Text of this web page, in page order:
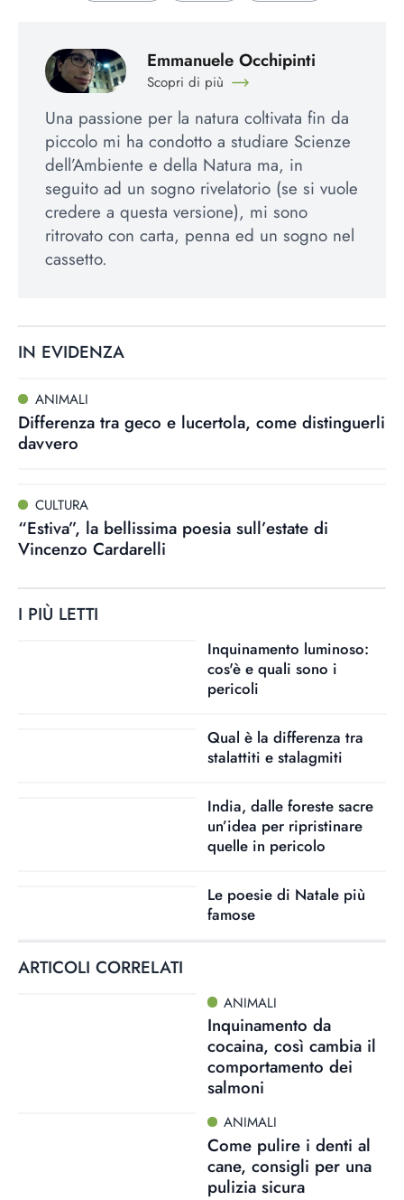
Emmanuele Occhipinti
Scopri di più
Una passione per la natura coltivata fin da
piccolo mi ha condotto a studiare Scienze
dell’Ambiente e della Natura ma, in
seguito ad un sogno rivelatorio (se si vuole
credere a questa versione), mi sono
ritrovato con carta, penna ed un sogno nel
cassetto.
IN EVIDENZA
ANIMALI
Differenza tra geco e lucertola, come distinguerli
davvero
CULTURA
“Estiva”, la bellissima poesia sull’estate di
Vincenzo Cardarelli
I PIÙ LETTI
Inquinamento luminoso:
cos'è e quali sono i
pericoli
Qual è la differenza tra
stalattiti e stalagmiti
India, dalle foreste sacre
un’idea per ripristinare
quelle in pericolo
Le poesie di Natale più
famose
ARTICOLI CORRELATI
ANIMALI
Inquinamento da
cocaina, così cambia il
comportamento dei
salmoni
ANIMALI
Come pulire i denti al
cane, consigli per una
pulizia sicura